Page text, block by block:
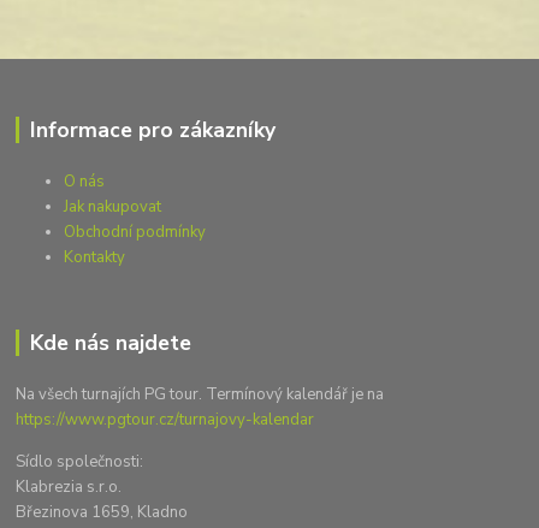
Informace pro zákazníky
O nás
Jak nakupovat
Obchodní podmínky
Kontakty
Kde nás najdete
Na všech turnajích PG tour. Termínový kalendář je na
https://www.pgtour.cz/turnajovy-kalendar
Sídlo společnosti:
Klabrezia s.r.o.
Březinova 1659, Kladno